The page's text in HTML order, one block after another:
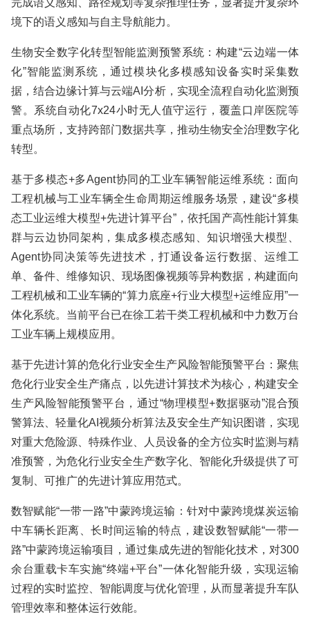
境下的语义感知与自主导航能力。
生物安全数字化转型智能监测预警系统：构建“云边端一体
化”智能监测系统，通过模块化多模感知设备实时采集数
据，结合边缘计算与云端AI分析，实现全流程自动化监测预
警。系统自动化7x24小时无人值守运行，覆盖口岸医院等
重点场所，支持跨部门数据共享，推动生物安全治理数字化
转型。
基于多模态+多Agent协同的工业车辆智能运维系统：面向
工程机械与工业车辆全生命周期运维服务场景，建设“多模
态工业运维大模型+先进计算平台”，依托国产高性能计算集
群与云边协同架构，集成多模态感知、知识增强大模型、
Agent协同决策等先进技术，打通设备运行数据、运维工
单、备件、维修知识、现场图像视频等异构数据，构建面向
工程机械和工业车辆的“算力底座+行业大模型+运维应用”一
体化系统。当前平台已在徐工若干类工程机械和中力数万台
工业车辆上规模应用。
基于先进计算的危化行业安全生产风险智能预警平台：聚焦
危化行业安全生产痛点，以先进计算技术为核心，构建安全
生产风险智能预警平台，通过“物理模型+数据驱动”混合预
警算法、轻量化AI视频分析算法及安全生产知识图谱，实现
对重大危险源、特殊作业、人员设备的全方位实时监测与精
准预警，为危化行业安全生产数字化、智能化升级提供了可
复制、可推广的先进计算应用范式。
数智赋能“一带一路”中蒙跨境运输：针对中蒙跨境煤炭运输
中车辆长距离、长时间运输的特点，建设数智赋能“一带一
路”中蒙跨境运输项目，通过集成先进的智能化技术，对300
余台重载卡车实施“终端+平台”一体化智能升级，实现运输
过程的实时监控、智能调度与优化管理，从而显著提升车队
管理效率和整体运行效能。